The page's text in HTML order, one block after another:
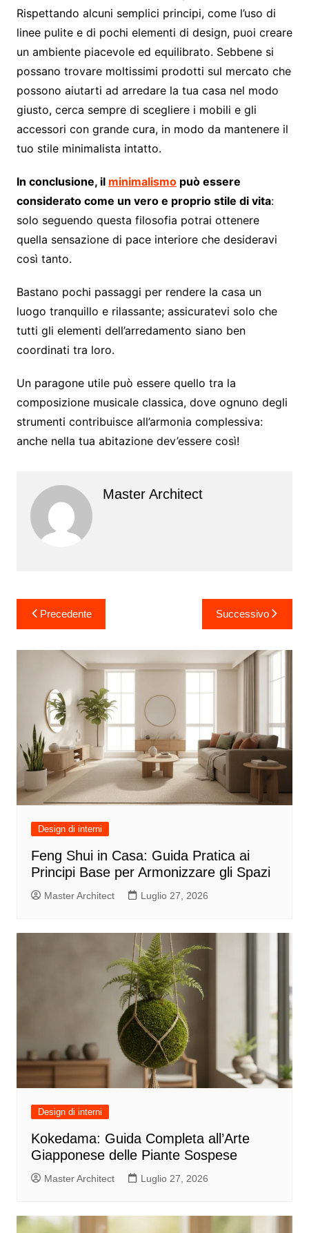
Rispettando alcuni semplici principi, come l’uso di
linee pulite e di pochi elementi di design, puoi creare
un ambiente piacevole ed equilibrato. Sebbene si
possano trovare moltissimi prodotti sul mercato che
possono aiutarti ad arredare la tua casa nel modo
giusto, cerca sempre di scegliere i mobili e gli
accessori con grande cura, in modo da mantenere il
tuo stile minimalista intatto.
In conclusione, il minimalismopuò essere
considerato come un vero e proprio stile di vita:
solo seguendo questa filosofia potrai ottenere
quella sensazione di pace interiore che desideravi
così tanto.
Bastano pochi passaggi per rendere la casa un
luogo tranquillo e rilassante; assicuratevi solo che
tutti gli elementi dell’arredamento siano ben
coordinati tra loro.
Un paragone utile può essere quello tra la
composizione musicale classica, dove ognuno degli
strumenti contribuisce all’armonia complessiva:
anche nella tua abitazione dev’essere così!
Master Architect
Navigazione
articoli
Precedente Successivo
Design di interni
Feng Shui in Casa: Guida Pratica ai
Principi Base per Armonizzare gli Spazi
Master Architect Luglio 27, 2026
Design di interni
Kokedama: Guida Completa all’Arte
Giapponese delle Piante Sospese
Master Architect Luglio 27, 2026